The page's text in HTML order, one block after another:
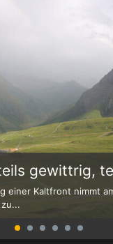
gewittrig,
einer Kaltfront nimmt